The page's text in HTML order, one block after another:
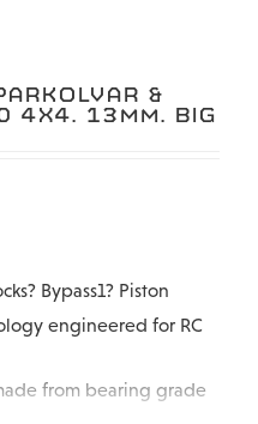
&
4X4. 13MM. BIG
Bypass1? Piston
engineered for RC
from bearing grade